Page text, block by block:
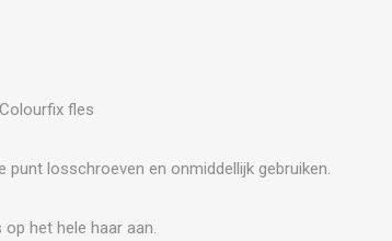
fles
losschroeven en onmiddellijk gebruiken.
het hele haar aan.